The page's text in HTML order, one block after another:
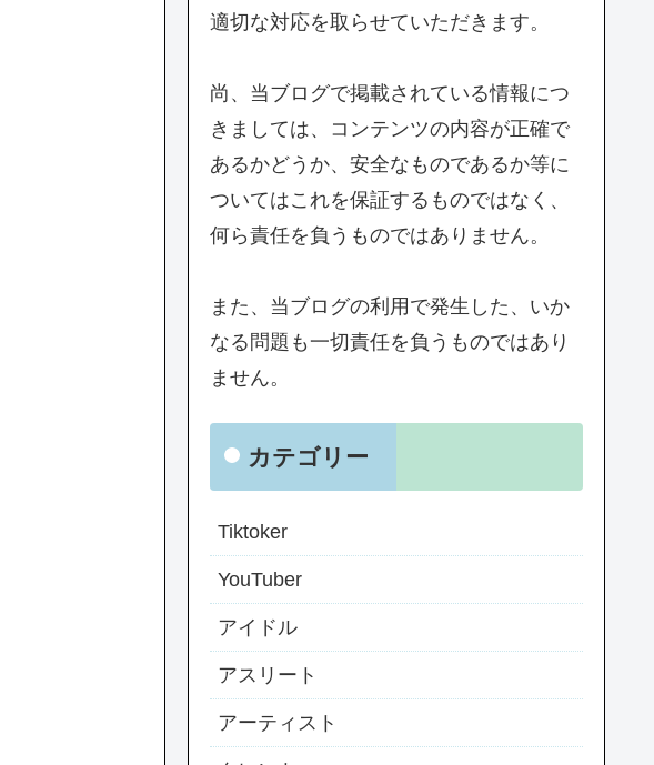
適切な対応を取らせていただきます。
尚、当ブログで掲載されている情報につ
きましては、コンテンツの内容が正確で
あるかどうか、安全なものであるか等に
ついてはこれを保証するものではなく、
何ら責任を負うものではありません。
また、当ブログの利用で発生した、いか
なる問題も一切責任を負うものではあり
ません。
カテゴリー
Tiktoker
YouTuber
アイドル
アスリート
アーティスト